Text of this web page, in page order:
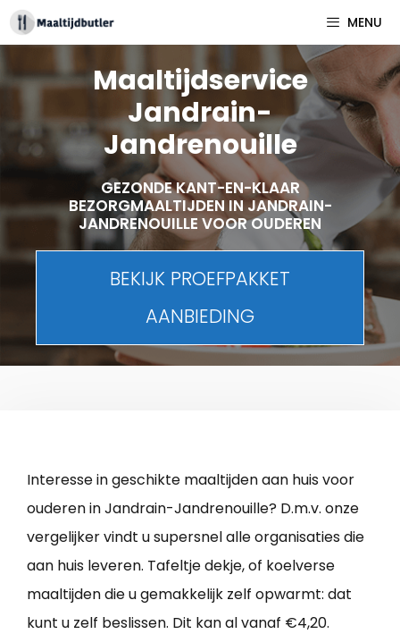
Spring
naar
MENU
Maaltijdservice
Jandrain-
Jandrenouille
GEZONDE KANT-EN-KLAAR
BEZORGMAALTIJDEN IN JANDRAIN-
JANDRENOUILLE VOOR OUDEREN
BEKIJK PROEFPAKKET
AANBIEDING
Interesse in geschikte maaltijden aan huis voor
ouderen in Jandrain-Jandrenouille? D.m.v. onze
vergelijker vindt u supersnel alle organisaties die
aan huis leveren. Tafeltje dekje, of koelverse
maaltijden die u gemakkelijk zelf opwarmt: dat
kunt u zelf beslissen. Dit kan al vanaf €4,20.